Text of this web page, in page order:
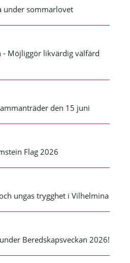
under sommarlovet
- Möjliggör likvärdig välfärd
den 15 juni
Flag 2026
ungas trygghet i Vilhelmina
Beredskapsveckan 2026!